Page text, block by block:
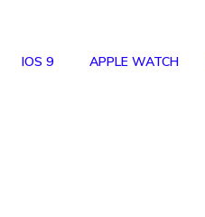
IOS 9 APPLE WATCH